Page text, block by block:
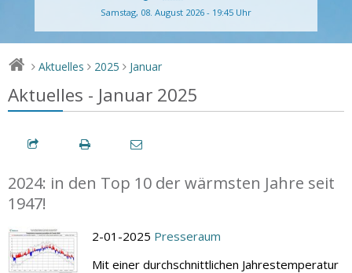
Samstag, 08. August 2026 - 19:45 Uhr
> Aktuelles > 2025 > Januar
Aktuelles - Januar 2025
2024: in den Top 10 der wärmsten Jahre seit
1947!
2-01-2025 Presseraum
Mit einer durchschnittlichen Jahrestemperatur